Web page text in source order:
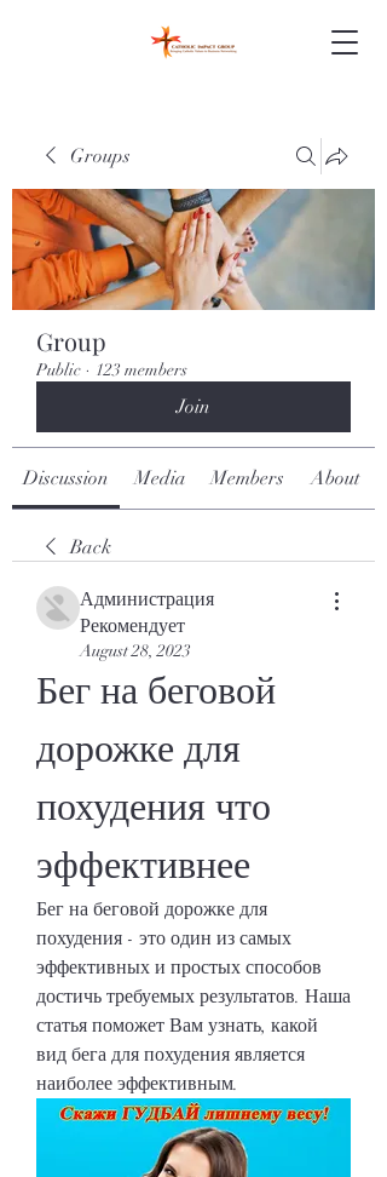
Groups
Group
Public · 123 members
Join
Discussion Media Members About
Back
Администрация
Рекомендует
August 28, 2023
Бег на беговой
дорожке для
похудения что
эффективнее
Бег на беговой дорожке для
похудения - это один из самых
эффективных и простых способов
достичь требуемых результатов. Наша
статья поможет Вам узнать, какой
вид бега для похудения является
наиболее эффективным.